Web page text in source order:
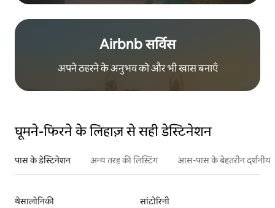
Airbnb सर्विस
अपने ठहरने के अनुभव को और भी खास बनाएँ
घूमने-फिरने के लिहाज़ से सही डेस्टिनेशन
पास के डेस्टिनेशन अन्य तरह की लिस्टिंग आस-पास के बेहतरीन दर्शनीय
थेसालोनिकी
सांटोरिनी